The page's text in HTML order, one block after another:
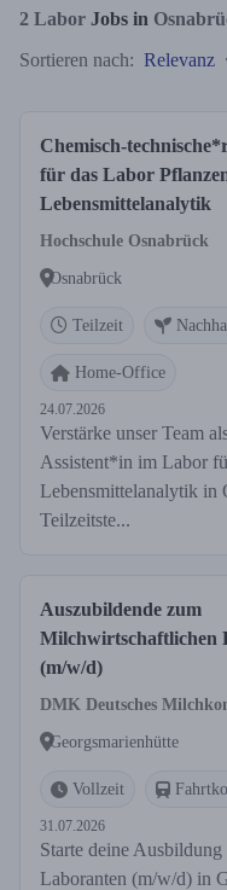
2 Labor Jobs in
Sortieren nach: Relevanz
Chemisch-
für das Labor
Lebensmittelanalytik
Hochschule Osnabrück
Osnabrück
Teilzeit
Home-Office
24.07.2026
Verstärke unser Team
Assistent*in im Labor
Lebensmittelanalytik in
Teilzeitste...
Auszubildende zum
Milchwirtschaftlichen
(m/w/d)
DMK Deutsches
Georgsmarienhütte
Vollzeit
31.07.2026
Starte deine
Laboranten (m/w/d) in